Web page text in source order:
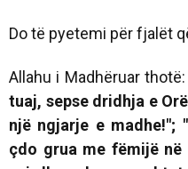
Do të pyetemi për fjalët
Allahu i Madhëruar thotë:
tuaj, sepse dridhja e
një ngjarje e madhe!";
çdo grua me fëmijë